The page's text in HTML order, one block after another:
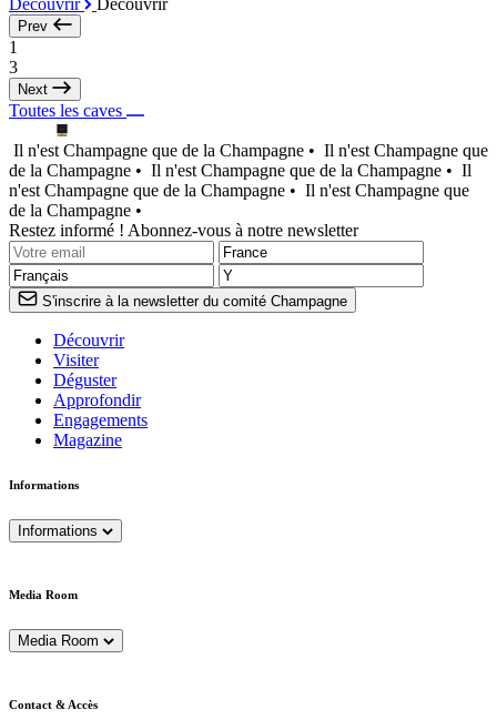
Découvrir Découvrir
Prev
1
3
Next
Toutes les caves
Il n'est Champagne que de la Champagne • Il n'est Champagne que
de la Champagne • Il n'est Champagne que de la Champagne • Il
n'est Champagne que de la Champagne • Il n'est Champagne que
de la Champagne •
Restez informé ! Abonnez-vous à notre newsletter
S'inscrire à la newsletter du comité Champagne
Découvrir
Visiter
Déguster
Approfondir
Engagements
Magazine
Informations
Informations
Media Room
Media Room
Contact & Accès